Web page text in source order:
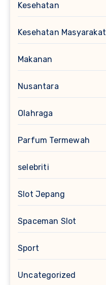
Kesehatan
Kesehatan Masyarakat
Makanan
Nusantara
Olahraga
Parfum Termewah
selebriti
Slot Jepang
Spaceman Slot
Sport
Uncategorized